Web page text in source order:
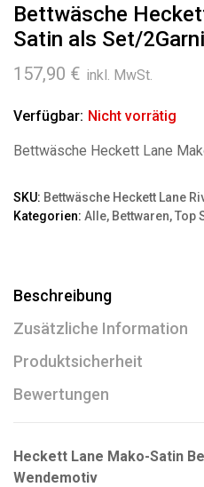
Bettwäsche
Satin als Set/
157,90 € inkl. MwSt.
Verfügbar: Nicht vorrätig
Bettwäsche Heckett Lane
SKU: Bettwäsche Heckett Lane
Kategorien: Alle, Bettwaren,Top
Beschreibung
Zusätzliche Information
Produktsicherheit
Bewertungen
Heckett Lane Mako-Satin
Wendemotiv